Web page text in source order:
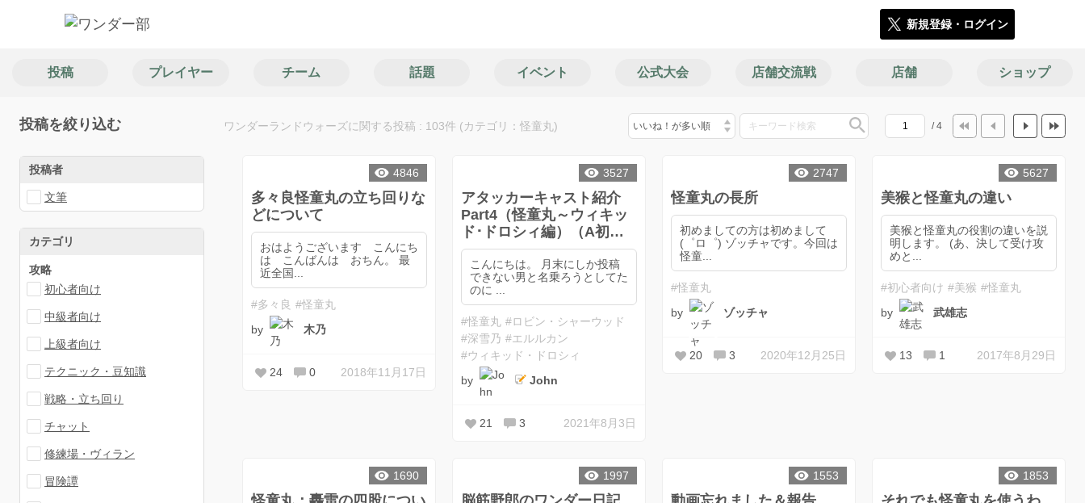
新規登録・ログイン
投稿 プレイヤー チーム 話題 イベント 公式大会 店舗交流戦 店舗 ショップ
投稿を絞り込む
投稿者
文筆
カテゴリ
攻略
初心者向け
中級者向け
上級者向け
テクニック・豆知識
戦略・立ち回り
チャット
修練場・ヴィラン
冒険譚
ワンダーランドウォーズに関する投稿 : 103件 (カテゴリ：怪童丸) / 4
多々良怪童丸の立ち回りな
どについて
おはようございます こんにち
は こんばんは おちん。 最
近全国...
#多々良 #怪童丸
by
木乃
4846
24 0 2018年11月17日
アタッカーキャスト紹介
Part4（怪童丸～ウィキッ
ド･ドロシィ編）（A初心
者向け）
こんにちは。 月末にしか投稿
できない男と名乗ろうとしてた
のに ...
#怪童丸 #ロビン・シャーウッド
#深雪乃 #エルルカン
#ウィキッド・ドロシィ
by
John
3527
21 3 2021年8月3日
怪童丸の長所
初めましての方は初めまして
(゜ロ゜) ゾッチャです。今回は
怪童...
#怪童丸
by
ゾッチャ
2747
20 3 2020年12月25日
美猴と怪童丸の違い
美猴と怪童丸の役割の違いを説
明します。 (あ、決して受け攻
めと...
#初心者向け #美猴 #怪童丸
by
武雄志
5627
13 1 2017年8月29日
1690 1997 1553 1853